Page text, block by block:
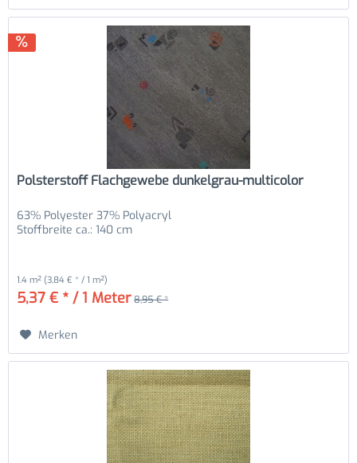
Polsterstoff Flachgewebe dunkelgrau-multicolor
63% Polyester 37% Polyacryl
Stoffbreite ca.: 140 cm
1.4 m² (3,84 € * / 1 m²)
5,37 € * / 1 Meter 8,95 € *
Merken